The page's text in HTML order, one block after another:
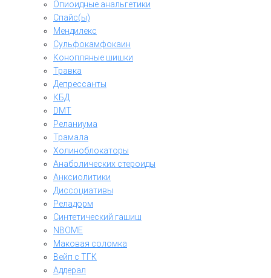
Опиоидные анальгетики
Спайс(ы)
Мендилекс
Сульфокамфокаин
Конопляные шишки
Травка
Депрессанты
КБД
DMT
Реланиума
Трамала
Холиноблокаторы
Анаболических стероиды
Анксиолитики
Диссоциативы
Реладорм
Синтетический гашиш
NBOME
Маковая соломка
Вейп с ТГК
Аддерал